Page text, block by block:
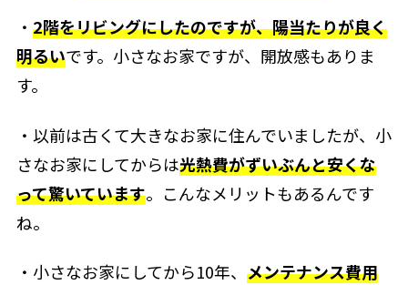
・ 2階をリビングにしたのですが、陽当たりが良く
明るいです。小さなお家ですが、開放感もありま
す。
・以前は古くて大きなお家に住んでいましたが、小
さなお家にしてからは光熱費がずいぶんと安くな
って驚いています。こんなメリットもあるんです
ね。
・小さなお家にしてから10年、 メンテナンス費用